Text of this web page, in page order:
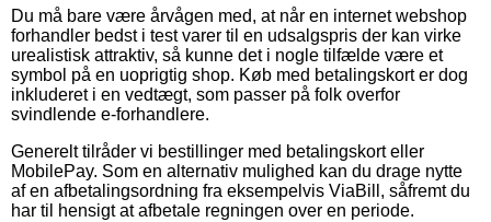
Du må bare være årvågen med, at når en internet webshop
forhandler bedst i test varer til en udsalgspris der kan virke
urealistisk attraktiv, så kunne det i nogle tilfælde være et
symbol på en uoprigtig shop. Køb med betalingskort er dog
inkluderet i en vedtægt, som passer på folk overfor
svindlende e-forhandlere.
Generelt tilråder vi bestillinger med betalingskort eller
MobilePay. Som en alternativ mulighed kan du drage nytte
af en afbetalingsordning fra eksempelvis ViaBill, såfremt du
har til hensigt at afbetale regningen over en periode.